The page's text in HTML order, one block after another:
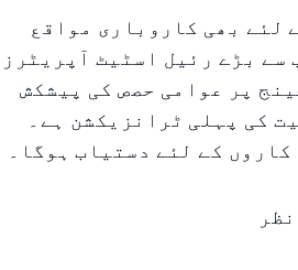
لئے بھی کاروباری مواقع
سے بڑے رئیل اسٹیٹ آپریٹرز
پر عوامی حصص کی پیشکش
کی پہلی ٹرانزیکشن ہے۔